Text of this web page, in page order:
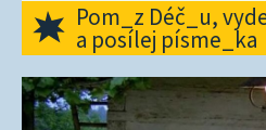
Pom_z Déč_u,
a posílej písme_ka